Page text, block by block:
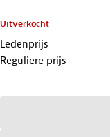
Uitverkocht
Ledenprijs
Reguliere prijs